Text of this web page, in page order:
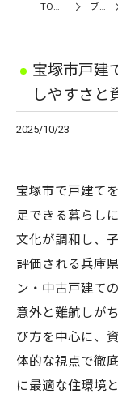
TOPページ ブログ
宝塚市戸建
しやすさと
2025/10/23
宝塚市で戸建て
足できる暮らし
文化が調和し、
評価される兵庫
ン・中古戸建て
意外と難航しが
び方を中心に、
体的な視点で徹
に最適な住環境